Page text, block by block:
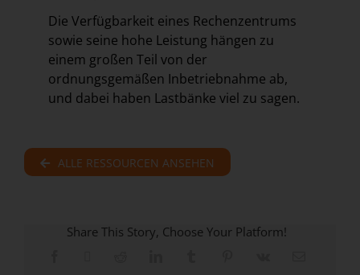
Die Verfügbarkeit eines Rechenzentrums
sowie seine hohe Leistung hängen zu
einem großen Teil von der
ordnungsgemäßen Inbetriebnahme ab,
und dabei haben Lastbänke viel zu sagen.
ALLE RESSOURCEN ANSEHEN
Share This Story, Choose Your Platform!